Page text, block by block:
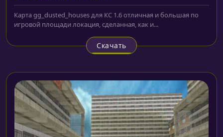
Карта gg_dusted_houses для КС 1.6 отличная и большая по
игровой площади локация, сделанная, как и...
Скачать